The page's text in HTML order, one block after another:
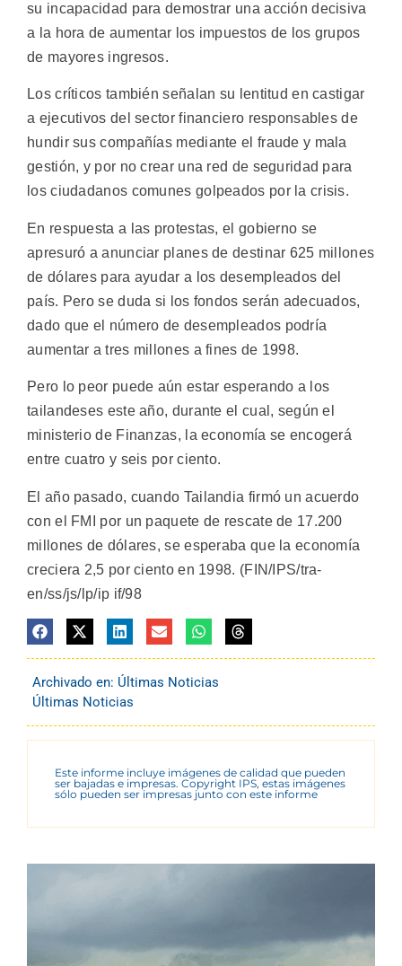
su incapacidad para demostrar una acción decisiva
a la hora de aumentar los impuestos de los grupos
de mayores ingresos.
Los críticos también señalan su lentitud en castigar
a ejecutivos del sector financiero responsables de
hundir sus compañías mediante el fraude y mala
gestión, y por no crear una red de seguridad para
los ciudadanos comunes golpeados por la crisis.
En respuesta a las protestas, el gobierno se
apresuró a anunciar planes de destinar 625 millones
de dólares para ayudar a los desempleados del
país. Pero se duda si los fondos serán adecuados,
dado que el número de desempleados podría
aumentar a tres millones a fines de 1998.
Pero lo peor puede aún estar esperando a los
tailandeses este año, durante el cual, según el
ministerio de Finanzas, la economía se encogerá
entre cuatro y seis por ciento.
El año pasado, cuando Tailandia firmó un acuerdo
con el FMI por un paquete de rescate de 17.200
millones de dólares, se esperaba que la economía
creciera 2,5 por ciento en 1998. (FIN/IPS/tra-
en/ss/js/lp/ip if/98
Archivado en: Últimas Noticias
Últimas Noticias
Este informe incluye imágenes de calidad que pueden
ser bajadas e impresas. Copyright IPS, estas imágenes
sólo pueden ser impresas junto con este informe